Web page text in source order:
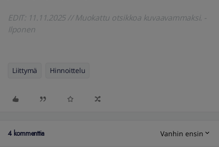
EDIT: 11.11.2025 // Muokattu otsikkoa kuvaavammaksi. -
Ilponen
Liittymä Hinnoittelu
4 kommenttia Vanhin ensin